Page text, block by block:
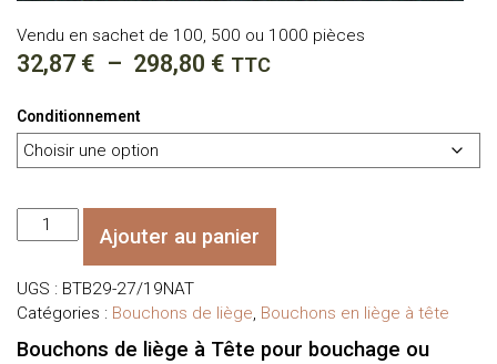
Vendu en sachet de 100, 500 ou 1000 pièces
32,87 € – 298,80 € Plage
prix :
32,87 €
298,80 €
TTC
Conditionnement
quantité
de
Bouchons
Tête
Bois
Brut
Ajouter au panier
UGS : BTB29-27/19NAT
Catégories : Bouchons de liège, Bouchons en liège à tête
Bouchons de liège à Tête pour bouchage ou